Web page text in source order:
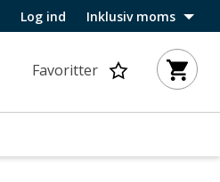
Log ind Inklusiv moms
Favoritter